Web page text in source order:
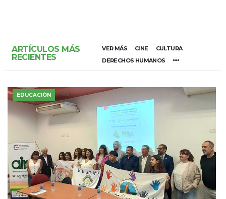
ARTÍCULOS MÁS
RECIENTES
VER MÁS CINE
CULTURA
DERECHOS HUMANOS
EDUCACIÓN